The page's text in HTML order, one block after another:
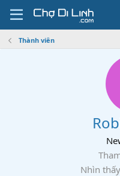
Thành viên
Nhìn